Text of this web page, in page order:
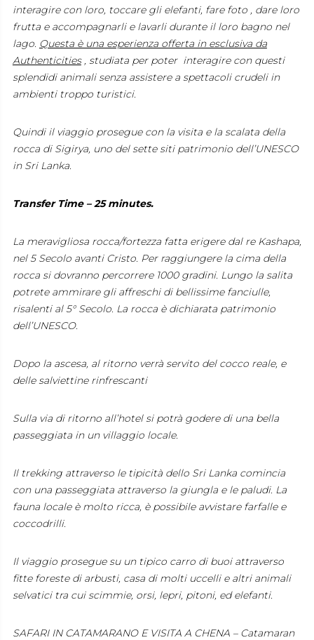
interagire con loro, toccare gli elefanti, fare foto , dare loro
frutta e accompagnarli e lavarli durante il loro bagno nel
lago. Questa è una esperienza offerta in esclusiva da
Authenticities, studiata per poter interagire con questi
splendidi animali senza assistere a spettacoli crudeli in
ambienti troppo turistici.
Quindi il viaggio prosegue con la visita e la scalata della
rocca di Sigirya, uno del sette siti patrimonio dell’UNESCO
in Sri Lanka.
Transfer Time – 25 minutes.
La meravigliosa rocca/fortezza fatta erigere dal re Kashapa,
nel 5 Secolo avanti Cristo. Per raggiungere la cima della
rocca si dovranno percorrere 1000 gradini. Lungo la salita
potrete ammirare gli affreschi di bellissime fanciulle,
risalenti al 5° Secolo. La rocca è dichiarata patrimonio
dell’UNESCO.
Dopo la ascesa, al ritorno verrà servito del cocco reale, e
delle salviettine rinfrescanti
Sulla via di ritorno all’hotel si potrà godere di una bella
passeggiata in un villaggio locale.
Il trekking attraverso le tipicità dello Sri Lanka comincia
con una passeggiata attraverso la giungla e le paludi. La
fauna locale è molto ricca, è possibile avvistare farfalle e
coccodrilli.
Il viaggio prosegue su un tipico carro di buoi attraverso
fitte foreste di arbusti, casa di molti uccelli e altri animali
selvatici tra cui scimmie, orsi, lepri, pitoni, ed elefanti.
SAFARI IN CATAMARANO E VISITA A CHENA – Catamaran